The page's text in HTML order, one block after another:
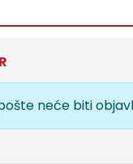
neće biti